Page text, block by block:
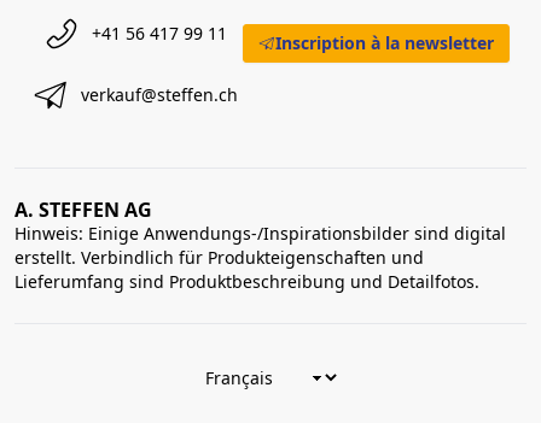
+41 56 417 99 11
verkauf@steffen.ch
Inscription à la newsletter
A. STEFFEN AG
Hinweis: Einige Anwendungs-/Inspirationsbilder sind digital
erstellt. Verbindlich für Produkteigenschaften und
Lieferumfang sind Produktbeschreibung und Detailfotos.